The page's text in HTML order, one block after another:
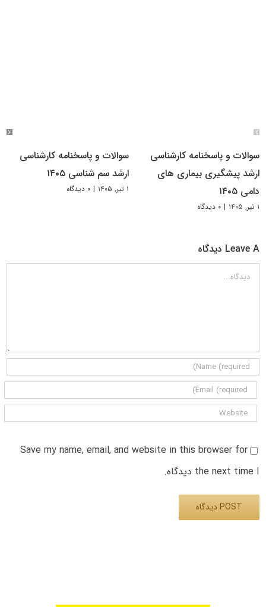
سوالات و پاسخنامه کارشناسی
ارشد پیشگیری بیماری های
دامی ۱۴۰۵
۱ تیر, ۱۴۰۵ | ۰ دیدگاه
سوالات و پاسخنامه کارشناسی
ارشد سم شناسی ۱۴۰۵
۱ تیر, ۱۴۰۵ | ۰ دیدگاه
Leave A دیدگاه
دیدگاه
Save my name, email, and website in this browser for
the next time I دیدگاه.